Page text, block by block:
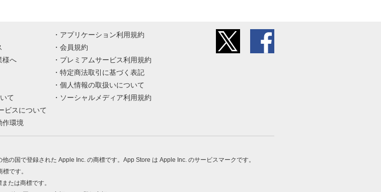
様へ
て
ビスについて
作環境
アプリケーション利用規約
会員規約
プレミアムサービス利用規約
特定商法取引に基づく表記
個人情報の取扱いについて
ソーシャルメディア利用規約
の国で登録された Apple Inc. の商標です。App Store は Apple Inc. のサービスマークです。
です。
たは商標です。